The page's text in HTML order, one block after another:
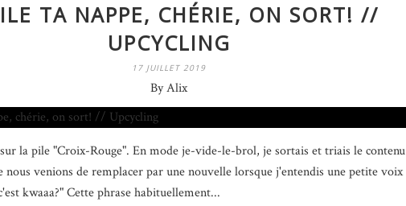
TA NAPPE, CHÉRIE, ON SORT! //
UPCYCLING
17 JUILLET 2019
By Alix
la pile "Croix-Rouge". En mode je-vide-le-brol, je sortais et triais le contenu
nous venions de remplacer par une nouvelle lorsque j'entendis une petite voix
kwaaa?" Cette phrase habituellement...